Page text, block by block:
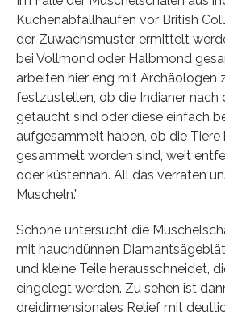
Küchenabfallhaufen vor British
der Zuwachsmuster ermittelt
bei Vollmond oder Halbmond
arbeiten hier eng mit Archäologen
festzustellen, ob die Indianer nach
getaucht sind oder diese einfach
aufgesammelt haben, ob die Tiere
gesammelt worden sind, weit
oder küstennah. All das verraten
Muscheln.”
Schöne untersucht die
mit hauchdünnen
und kleine Teile herausschneidet,
eingelegt werden. Zu sehen ist
dreidimensionales Relief mit